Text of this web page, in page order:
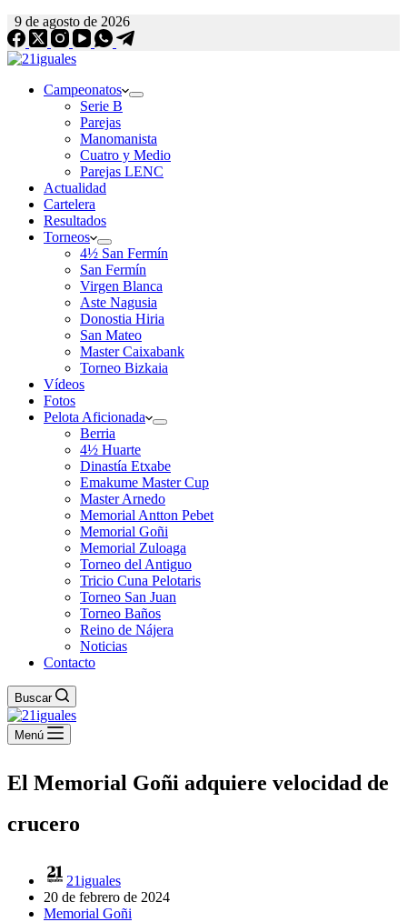
9 de agosto de 2026
Campeonatos
Serie B
Parejas
Manomanista
Cuatro y Medio
Parejas LENC
Actualidad
Cartelera
Resultados
Torneos
4½ San Fermín
San Fermín
Virgen Blanca
Aste Nagusia
Donostia Hiria
San Mateo
Master Caixabank
Torneo Bizkaia
Vídeos
Fotos
Pelota Aficionada
Berria
4½ Huarte
Dinastía Etxabe
Emakume Master Cup
Master Arnedo
Memorial Antton Pebet
Memorial Goñi
Memorial Zuloaga
Torneo del Antiguo
Tricio Cuna Pelotaris
Torneo San Juan
Torneo Baños
Reino de Nájera
Noticias
Contacto
Buscar
Menú
El Memorial Goñi adquiere velocidad de
crucero
21iguales
20 de febrero de 2024
Memorial Goñi